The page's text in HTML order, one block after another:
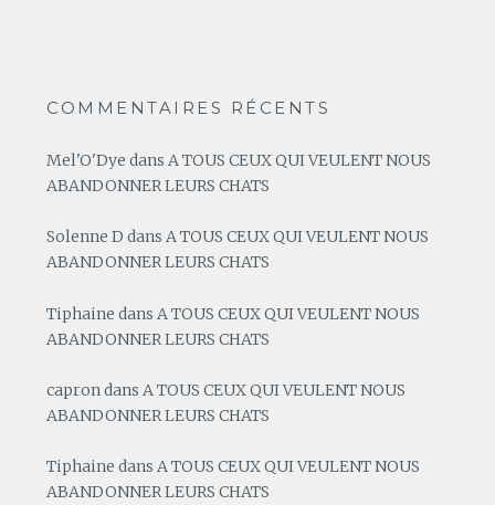
COMMENTAIRES RÉCENTS
Mel'O'Dye dansA TOUS CEUX QUI VEULENT NOUS
ABANDONNER LEURS CHATS
Solenne D dansA TOUS CEUX QUI VEULENT NOUS
ABANDONNER LEURS CHATS
Tiphaine dans A TOUS CEUX QUI VEULENT NOUS
ABANDONNER LEURS CHATS
caprondansA TOUS CEUX QUI VEULENT NOUS
ABANDONNER LEURS CHATS
Tiphaine dansA TOUS CEUX QUI VEULENT NOUS
ABANDONNER LEURS CHATS